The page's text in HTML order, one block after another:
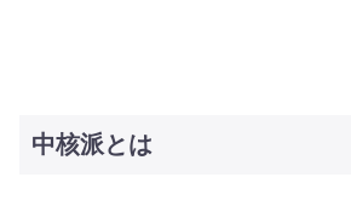
中核派とは